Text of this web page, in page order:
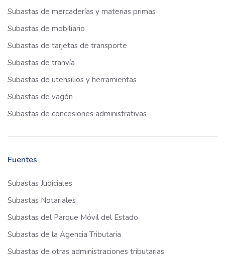
Subastas de mercaderías y materias primas
Subastas de mobiliario
Subastas de tarjetas de transporte
Subastas de tranvía
Subastas de utensilios y herramientas
Subastas de vagón
Subastas de concesiones administrativas
Fuentes
Subastas Judiciales
Subastas Notariales
Subastas del Parque Móvil del Estado
Subastas de la Agencia Tributaria
Subastas de otras administraciones tributarias